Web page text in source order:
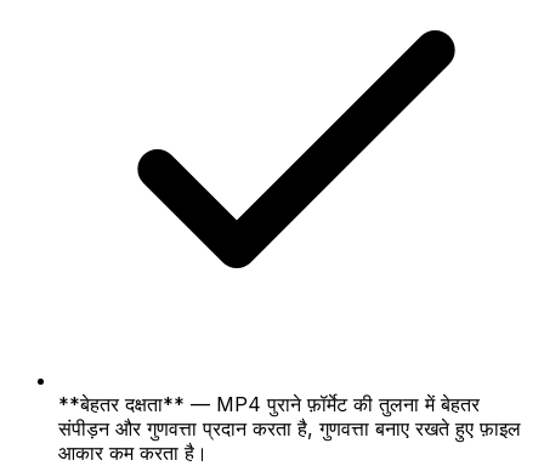
**बेहतर दक्षता** — MP4 पुराने फ़ॉर्मेट की तुलना में बेहतर
संपीड़न और गुणवत्ता प्रदान करता है, गुणवत्ता बनाए रखते हुए फ़ाइल
आकार कम करता है।